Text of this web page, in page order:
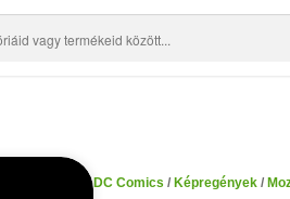
DC Comics / Képregények /